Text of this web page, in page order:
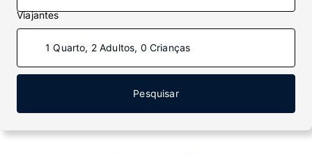
Viajantes
1 Quarto, 2 Adultos, 0 Crianças
Pesquisar